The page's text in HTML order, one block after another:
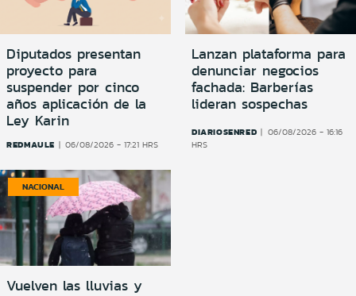
Diputados presentan
proyecto para
suspender por cinco
años aplicación de la
Ley Karin
REDMAULE 06/08/2026 - 17:21 HRS
Lanzan plataforma para
denunciar negocios
fachada: Barberías
lideran sospechas
DIARIOSENRED
06/08/2026 - 16:16
HRS
NACIONAL
Vuelven las lluvias y